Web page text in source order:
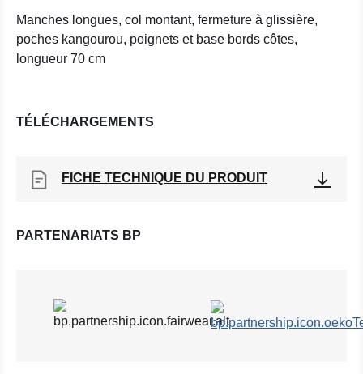
Manches longues, col montant, fermeture à glissière,
poches kangourou, poignets et base bords côtes,
longueur 70 cm
TÉLÉCHARGEMENTS
FICHE TECHNIQUE DU PRODUIT
PARTENARIATS BP